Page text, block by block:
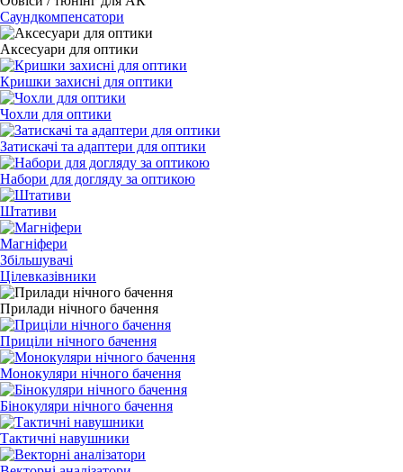
Саундкомпенсатори
Аксесуари для оптики
Кришки захисні для оптики
Чохли для оптики
Затискачі та адаптери для оптики
Набори для догляду за оптикою
Штативи
Магніфери
Збільшувачі
Цілевказівники
Прилади нічного бачення
Приціли нічного бачення
Монокуляри нічного бачення
Бінокуляри нічного бачення
Тактичні навушники